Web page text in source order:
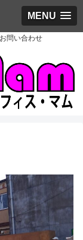
MENU
問い合わせ